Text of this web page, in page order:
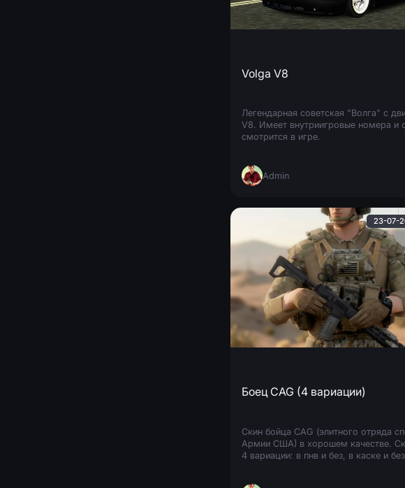
Volga V8
Легендарная советская "Волга" с
V8. Имеет внутриигровые номера и
смотрится в игре.
Admin
23-07-
Боец CAG (4 вариации)
Скин бойца CAG (элитного отряда
Армии США) в хорошем качестве.
4 вариации: в пнв и без, в каске и